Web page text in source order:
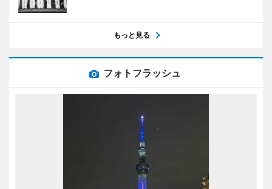
もっと見る
フォトフラッシュ